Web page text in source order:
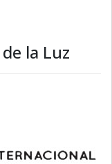
la Luz